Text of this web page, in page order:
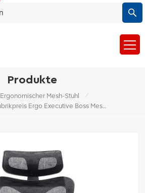
Produkte
Ergonomischer Mesh-Stuhl
/
Großhandel Fabrikpreis Ergo Executive Boss Mesh Chair Bürostuhl Mit Fußstütze